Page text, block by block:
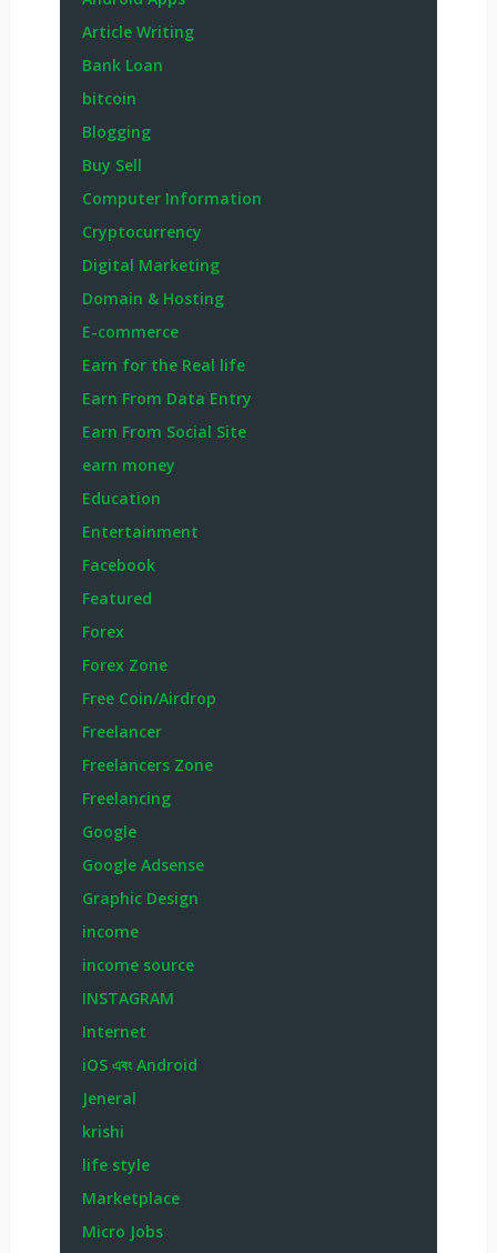
Article Writing
Bank Loan
bitcoin
Blogging
Buy Sell
Computer Information
Cryptocurrency
Digital Marketing
Domain & Hosting
E-commerce
Earn for the Real life
Earn From Data Entry
Earn From Social Site
earn money
Education
Entertainment
Facebook
Featured
Forex
Forex Zone
Free Coin/Airdrop
Freelancer
Freelancers Zone
Freelancing
Google
Google Adsense
Graphic Design
income
income source
INSTAGRAM
Internet
iOS এবং Android
Jeneral
krishi
life style
Marketplace
Micro Jobs